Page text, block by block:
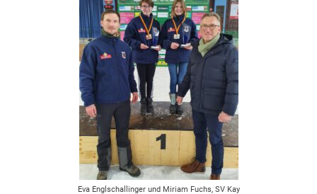
Eva Englschallinger und Miriam Fuchs, SV Kay